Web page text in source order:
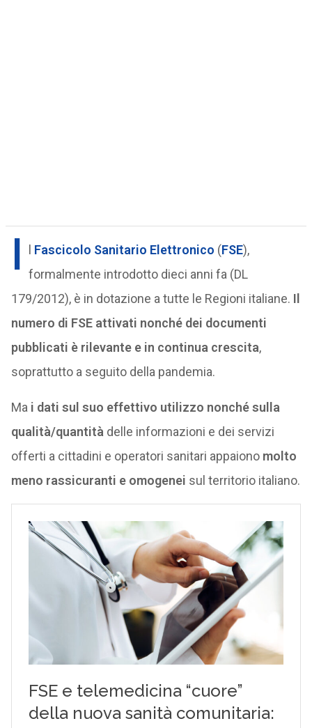
I Fascicolo Sanitario Elettronico (FSE),
formalmente introdotto dieci anni fa (DL
179/2012), è in dotazione a tutte le Regioni italiane. Il
numero di FSE attivati nonché dei documenti
pubblicati è rilevante e in continua crescita,
soprattutto a seguito della pandemia.
Ma i dati sul suo effettivo utilizzo nonché sulla
qualità/quantità delle informazioni e dei servizi
offerti a cittadini e operatori sanitari appaiono molto
meno rassicuranti e omogenei sul territorio italiano.